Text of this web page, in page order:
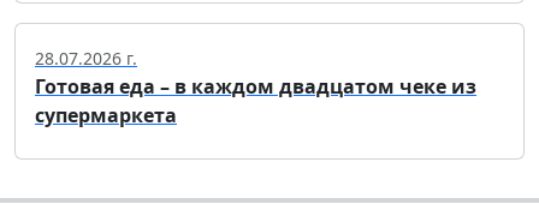
28.07.2026 г.
Готовая еда – в каждом двадцатом чеке из
супермаркета